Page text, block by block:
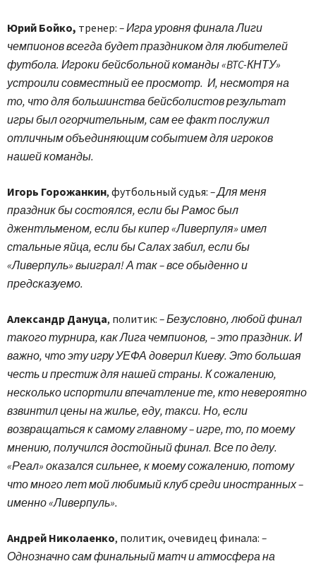
Юрий Бойко, тренер: – Игра уровня финала Лиги
чемпионов всегда будет праздником для любителей
футбола. Игроки бейсбольной команды «BTC-КНТУ»
устроили совместный ее просмотр. И, несмотря на
то, что для большинства бейсболистов результат
игры был огорчительным, сам ее факт послужил
отличным объединяющим событием для игроков
нашей команды.
Игорь Горожанкин, футбольный судья: – Для меня
праздник бы состоялся, если бы Рамос был
джентльменом, если бы кипер «Ливерпуля» имел
стальные яйца, если бы Салах забил, если бы
«Ливерпуль» выиграл! А так – все обыденно и
предсказуемо.
Александр Дануца, политик: – Безусловно, любой финал
такого турнира, как Лига чемпионов, – это праздник. И
важно, что эту игру УЕФА доверил Киеву. Это большая
честь и престиж для нашей страны. К сожалению,
несколько испортили впечатление те, кто невероятно
взвинтил цены на жилье, еду, такси. Но, если
возвращаться к самому главному – игре, то, по моему
мнению, получился достойный финал. Все по делу.
«Реал» оказался сильнее, к моему сожалению, потому
что много лет мой любимый клуб среди иностранных –
именно «Ливерпуль».
Андрей Николаенко, политик, очевидец финала: –
Однозначно сам финальный матч и атмосфера на